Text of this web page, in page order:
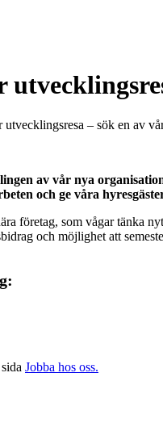
utvecklingsresa – sök en av
av vår nya
och ge våra
företag, som vågar tänka
och möjlighet att
Jobba hos oss.